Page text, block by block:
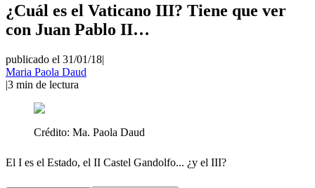
¿Cuál es el Vaticano III? Tiene que ver
con Juan Pablo II…
publicado el 31/01/18|
Maria Paola Daud
|3 min de lectura
Crédito: Ma. Paola Daud
El I es el Estado, el II Castel Gandolfo... ¿y el III?